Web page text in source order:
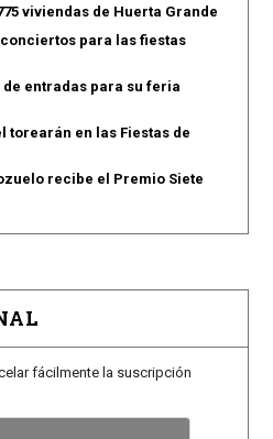
viviendas de Huerta Grande
para las fiestas
entradas para su feria
torearán en las Fiestas de
recibe el Premio Siete
fácilmente la suscripción